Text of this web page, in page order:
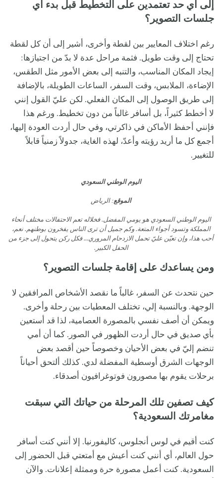
إلى أي حد تعتمدين على التخطيط قبل بدء أي
جلسات التصوير؟
رغم اختلاف المعايير بين لقطة وأخرى، أشير إلى أن كل لقطة
تحتاج إلى وقت طويل. فثمة مراحل عدة لا بدّ من اجتيازها:
إيجاد المكان المناسب، والتنبه إلى بعض الأمور مثل الطقس،
الإضاءة، الملابس، وقت السفر، الساعات الطويلة، بالإضافة
إلى طريق الوصول إلى المكان الفعلي. لكن عليّ القول إنني
لا أخطط كثيراً، بل أسافر غالباً من دون تخطيط. ورغم هذا
فإنني أحفظ الأماكن في ذاكرتي، وفي حال أردت العودة إليها،
أجمع كل ما أريد رؤيته وأعدّ، لهذه الغاية، جدولاً زمنياً قابلاً
للتغيير.
اليوم الوطني السعودي
الموقع: الرياض
اليوم الوطني السعودي هو يومي المفضل. فخلاله تعم الاحتفالات مختلف أنحاء
المملكة وتسود أجواء المتعة. وكم جميل أن ترى الناس يفخرون بوطنهم. نعم،
أحب هذا، وإن تعيّن عليّ تحمل الازدحام المروري... فكل ركن يتحول إلى جزء من
الحفل الكبير.
ومن يساعدك على إقامة جلسات التصوير؟
حين نتحدث عن السفر، غالباً ما نقصد الأشخاص المرافقين لا
الوجهة. وبالنسبة إلي، تختلف المعطيات بين رحلة وأخرى.
ويمكن أن أصف نفسي بالمصورة العصامية، لذا قد أستعين
بأي صديق في حال أردت الظهور في الصور. كما أن أمي
تنضم إليّ في بعض الأحيان وخصوصاً حين أقصد بعض
الوجهات الشرق أوسطية المفضلة لدي. كذلك ألتحق أحياناً
برحلات يقوم بها مصورون فوتوغرافيون أصدقاء.
كيف تصفين تلك المرحلة من حياتك التي سبقت
مغامرتك السعودية؟
كنت أقيم في لوس أنجلوس، كاليفورنيا. إلا أنني كنت أسافر
حول العالم، أي أنني كنت أعيش مع أمتعتي قبل الحضور إلى
السعودية. كنت أعمل مصورة حرة وممثلة إعلانات. والآن